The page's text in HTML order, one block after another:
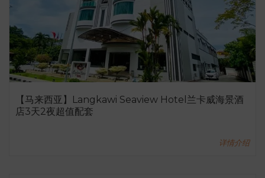
【马来西亚】Langkawi Seaview Hotel兰卡威海景酒
店3天2夜超值配套
详情介绍